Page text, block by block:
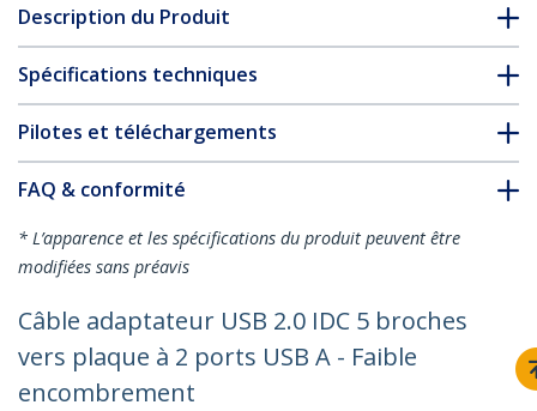
Description du Produit
Spécifications techniques
Pilotes et téléchargements
FAQ & conformité
* L’apparence et les spécifications du produit peuvent être
modifiées sans préavis
Câble adaptateur USB 2.0 IDC 5 broches
vers plaque à 2 ports USB A - Faible
encombrement